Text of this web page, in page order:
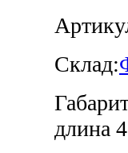
Склад:
длина